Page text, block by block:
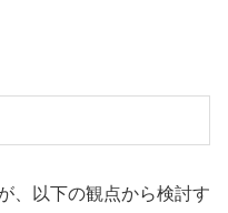
、以下の観点から検討す